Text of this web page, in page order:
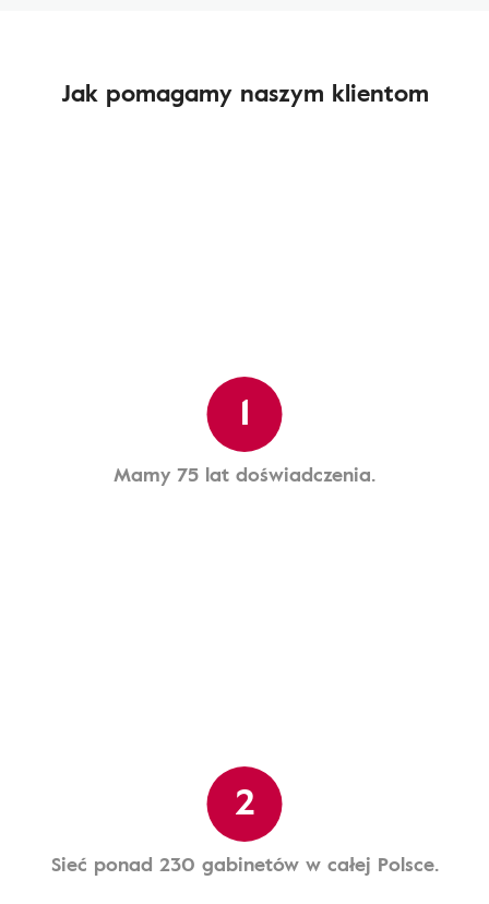
Jak pomagamy naszym klientom
1
Mamy 75 lat doświadczenia.
2
Sieć ponad 230 gabinetów w całej Polsce.